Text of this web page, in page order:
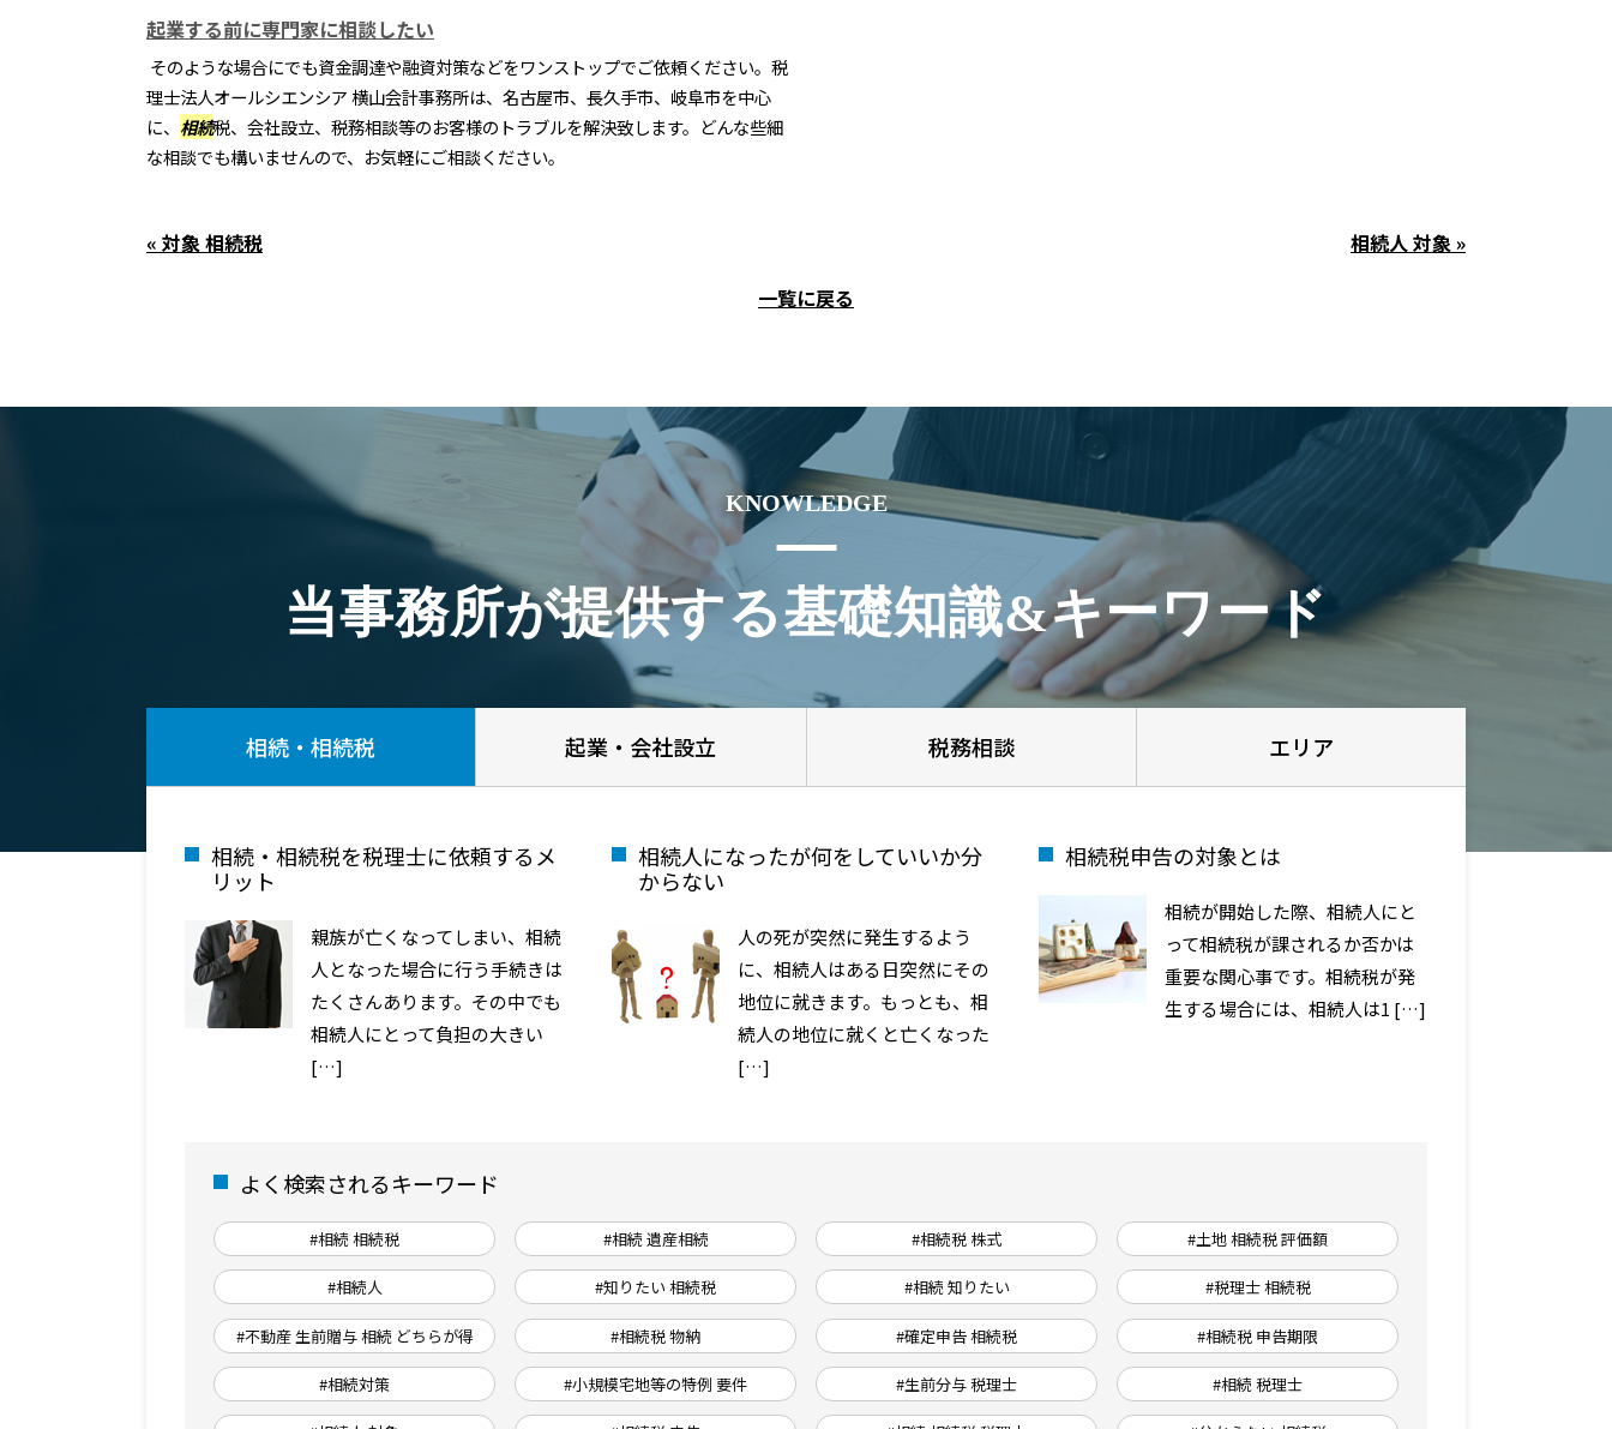
起業する前に専門家に相談したい
そのような場合にでも資金調達や融資対策などをワンストップでご依頼ください。税
理士法人オールシエンシア 横山会計事務所は、名古屋市、長久手市、岐阜市を中心
に、 相続税、会社設立、税務相談等のお客様のトラブルを解決致します。どんな些細
な相談でも構いませんので、お気軽にご相談ください。
« 対象 相続税
相続人 対象 »
一覧に戻る
KNOWLEDGE
当事務所が提供する基礎知識&キーワード
相続・相続税 起業・会社設立 税務相談 エリア
相続・相続税を税理士に依頼するメ
リット
親族が亡くなってしまい、相続
人となった場合に行う手続きは
たくさんあります。その中でも
相続人にとって負担の大きい
[…]
相続人になったが何をしていいか分
からない
人の死が突然に発生するよう
に、相続人はある日突然にその
地位に就きます。もっとも、相
続人の地位に就くと亡くなった
[…]
相続税申告の対象とは
相続が開始した際、相続人にと
って相続税が課されるか否かは
重要な関心事です。相続税が発
生する場合には、相続人は1 […]
よく検索されるキーワード
#相続 相続税 #相続 遺産相続 #相続税 株式 #土地 相続税 評価額
#相続人 #知りたい 相続税 #相続 知りたい #税理士 相続税
#不動産 生前贈与 相続 どちらが得 #相続税 物納 #確定申告 相続税 #相続税 申告期限
#相続対策 #小規模宅地等の特例 要件 #生前分与 税理士 #相続 税理士